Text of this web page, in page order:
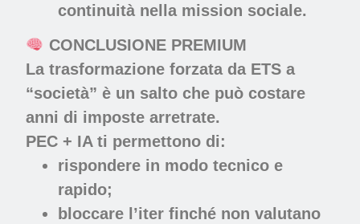
continuità nella mission sociale.
CONCLUSIONE PREMIUM
La trasformazione forzata da ETS a
“società” è un salto che può costare
anni di imposte arretrate.
PEC + IA ti permettono di:
rispondere in modo tecnico e
rapido;
bloccare l’iter finché non valutano